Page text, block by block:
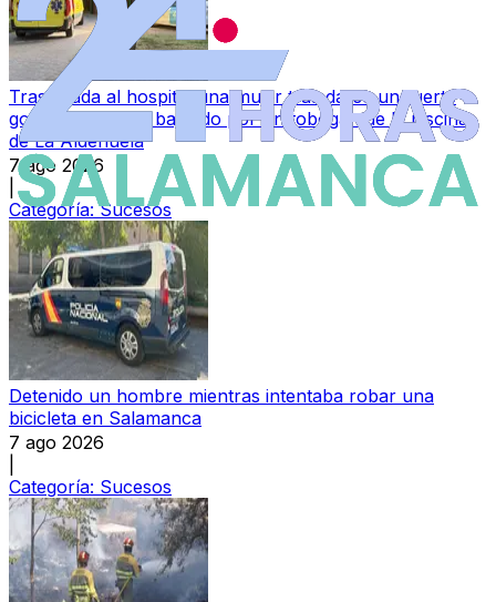
Trasladada al hospital una mujer tras darse un fuerte
golpe en la nuca bajando por un tobogán de la piscina
de La Aldehuela
7 ago 2026
Categoría:Sucesos
Detenido un hombre mientras intentaba robar una
bicicleta en Salamanca
7 ago 2026
Categoría: Sucesos